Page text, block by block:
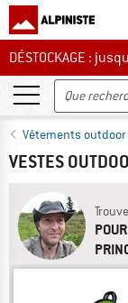
DÉSTOCKAGE :
DÉSTOCKAGE :
Vêtements outdoor
VESTES